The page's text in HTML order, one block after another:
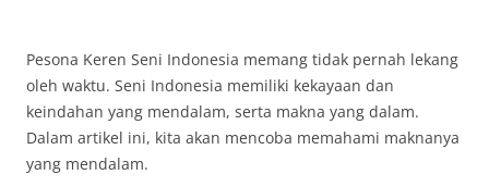
Pesona Keren Seni Indonesia memang tidak pernah lekang
oleh waktu. Seni Indonesia memiliki kekayaan dan
keindahan yang mendalam, serta makna yang dalam.
Dalam artikel ini, kita akan mencoba memahami maknanya
yang mendalam.